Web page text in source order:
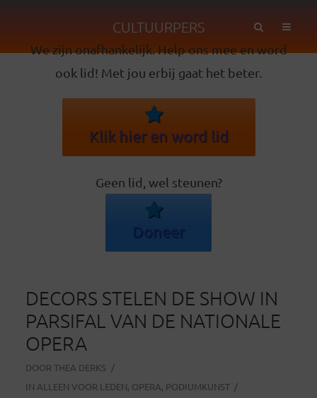
CULTUURPERS
We zijn onafhankelijk. Help ons mee en word
ook lid! Met jou erbij gaat het beter.
Klik hier en word lid
Geen lid, wel steunen?
Doneer
DECORS STELEN DE SHOW IN
PARSIFAL VAN DE NATIONALE
OPERA
DOOR THEA DERKS
IN ALLEEN VOOR LEDEN, OPERA, PODIUMKUNST